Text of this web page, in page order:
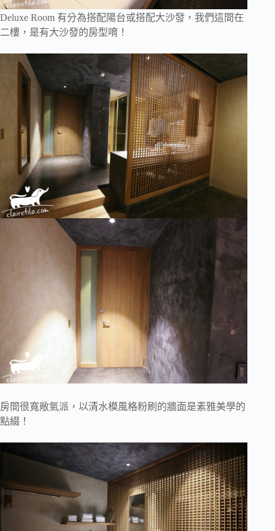
Deluxe Room 有分為搭配陽台或搭配大沙發，我們這間在
二樓，是有大沙發的房型唷！
房間很寬敞氣派，以清水模風格粉刷的牆面是素雅美學的
點綴！